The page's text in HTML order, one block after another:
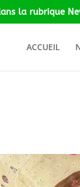
la rubrique
ACCUEIL